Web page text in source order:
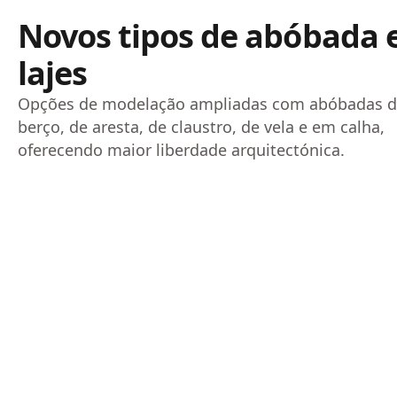
Novos tipos de abóbada
lajes
Opções de modelação ampliadas com abóbadas
berço, de aresta, de claustro, de vela e em calha,
oferecendo maior liberdade arquitectónica.